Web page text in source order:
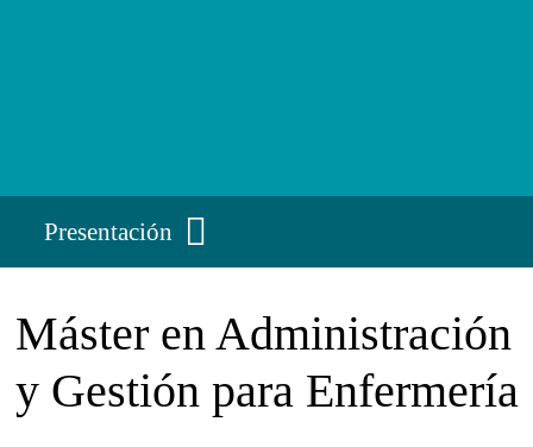
Presentación
Máster en Administración
y Gestión para Enfermería